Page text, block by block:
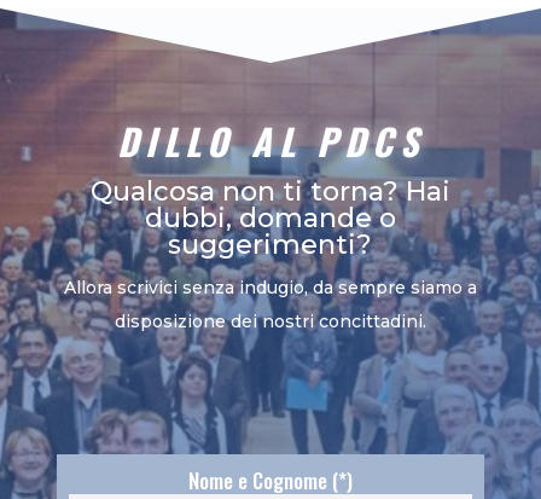
DILLO AL PDCS
Qualcosa non ti torna? Hai
dubbi, domande o
suggerimenti?
Allora scrivici senza indugio, da sempre siamo a
disposizione dei nostri concittadini.
Nome e Cognome (*)